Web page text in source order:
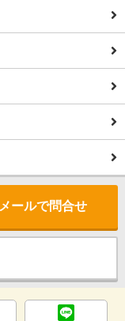
メールで問合せ